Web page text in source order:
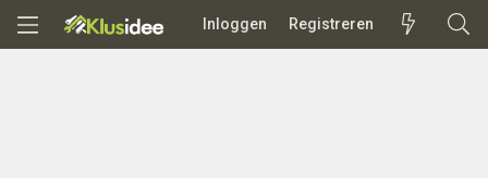
Inloggen Registreren